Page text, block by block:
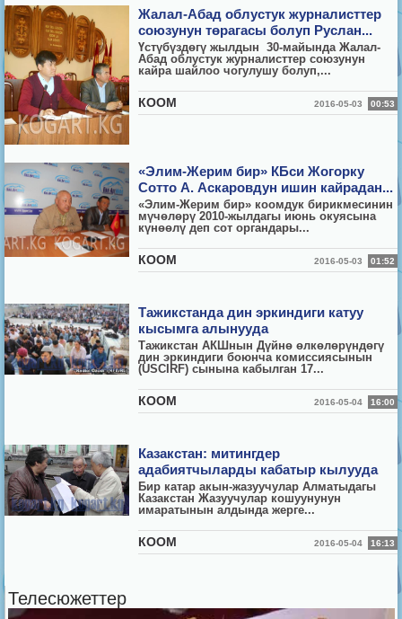
Жалал-Абад облустук журналисттер
союзунун төрагасы болуп Руслан...
Үстүбүздөгү жылдын 30-майында Жалал-
Абад облустук журналисттер союзунун
кайра шайлоо чогулушу болуп,...
КООМ 2016-05-03 00:53
«Элим-Жерим бир» КБси Жогорку
Сотто А. Аскаровдун ишин кайрадан...
«Элим-Жерим бир» коомдук бирикмесинин
мүчөлөрү 2010-жылдагы июнь окуясына
күнөөлү деп сот органдары...
КООМ 2016-05-03 01:52
Тажикстанда дин эркиндиги катуу
кысымга алынууда
Тажикстан АКШнын Дүйнө өлкөлөрүндөгү
дин эркиндиги боюнча комиссиясынын
(USCIRF) сынына кабылган 17...
КООМ 2016-05-04 16:00
Казакстан: митингдер
адабиятчыларды кабатыр кылууда
Бир катар акын-жазуучулар Алматыдагы
Казакстан Жазуучулар кошуунунун
имаратынын алдында жерге...
КООМ 2016-05-04 16:13
Телесюжеттер